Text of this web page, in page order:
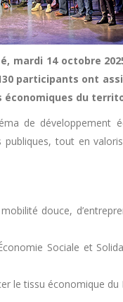
mardi 14 octobre
participants ont
économiques du
de développement
tout en
douce,
Sociale et
le tissu économique du